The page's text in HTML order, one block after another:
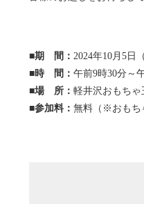
■期 間： 2024年10月5日
■時 間： 午前9時30分～
■場 所： 軽井沢おもち
■参加料： 無料（※おもち